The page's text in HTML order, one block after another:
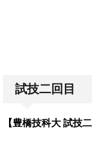
試技二回目
【豊橋技科大 試技二